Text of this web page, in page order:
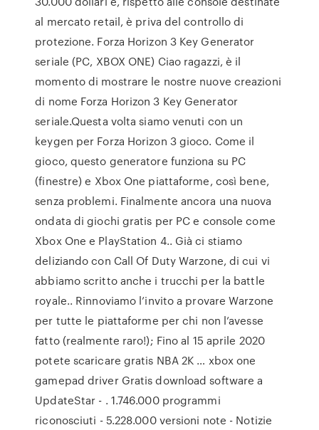
al mercato retail, è priva del controllo di
protezione. Forza Horizon 3 Key Generator
seriale (PC, XBOX ONE) Ciao ragazzi, è il
momento di mostrare le nostre nuove creazioni
di nome Forza Horizon 3 Key Generator
seriale.Questa volta siamo venuti con un
keygen per Forza Horizon 3 gioco. Come il
gioco, questo generatore funziona su PC
(finestre) e Xbox One piattaforme, così bene,
senza problemi. Finalmente ancora una nuova
ondata di giochi gratis per PC e console come
Xbox One e PlayStation 4.. Già ci stiamo
deliziando con Call Of Duty Warzone, di cui vi
abbiamo scritto anche i trucchi per la battle
royale.. Rinnoviamo l’invito a provare Warzone
per tutte le piattaforme per chi non l’avesse
fatto (realmente raro!); Fino al 15 aprile 2020
potete scaricare gratis NBA 2K … xbox one
gamepad driver Gratis download software a
UpdateStar - . 1.746.000 programmi
riconosciuti - 5.228.000 versioni note - Notizie